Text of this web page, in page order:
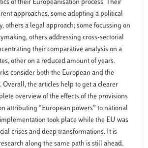
of their Europeanisation process. Their
approaches, some adopting a political
others a legal approach; some focussing on
others addressing cross-sectorial
their comparative analysis on a
other on a reduced amount of years.
consider both the European and the
Overall, the articles help to get a clearer
overview of the effects of the provisions
attributing “European powers” to national
took place while the EU was
crises and deep transformations. It is
along the same path is still ahead.